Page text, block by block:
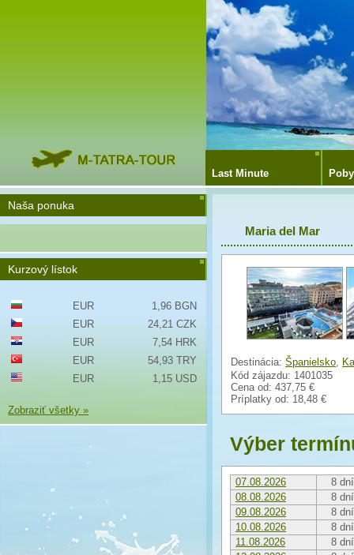
Last Minute
Maria del Mar
Destinácia: Španielsko,
Kód zájazdu: 1401035
Cena od: 437,75 €
Príplatky od: 18,48 €
Výber
07.08.2026
8 dní
08.08.2026
8 dní
09.08.2026
8 dní
10.08.2026
8 dní
11.08.2026
8 dní
Naša ponuka
Kurzový lístok
EUR
1,96 BGN
EUR
24,21 CZK
EUR
7,54 HRK
EUR
54,93 TRY
EUR
1,15 USD
Zobraziť všetky »